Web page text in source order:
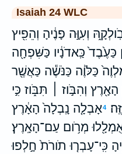
Isaiah 24 WLC
וְעִוָּ֣ה פָנֶ֔יהָ וְהֵפִ֖יץ
כַּעֶ֙בֶד֙ כַּֽאדֹנָ֔יו כַּשִּׁפְחָ֖ה
כַּלֹּוֶ֔ה כַּנֹּשֶׁ֕ה כַּאֲשֶׁ֖ר
וְהִבֹּ֣וז ׀ תִּבֹּ֑וז כִּ֣י
4אָבְלָ֤ה נָֽבְלָה֙ הָאָ֔רֶץ
מְרֹ֥ום עַם־הָאָֽרֶץ׃
כִּֽי־עָבְר֤וּ תֹורֹת֙ חָ֣לְפוּ